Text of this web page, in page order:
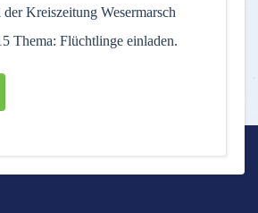
Kreiszeitung Wesermarsch
Thema: Flüchtlinge einladen.